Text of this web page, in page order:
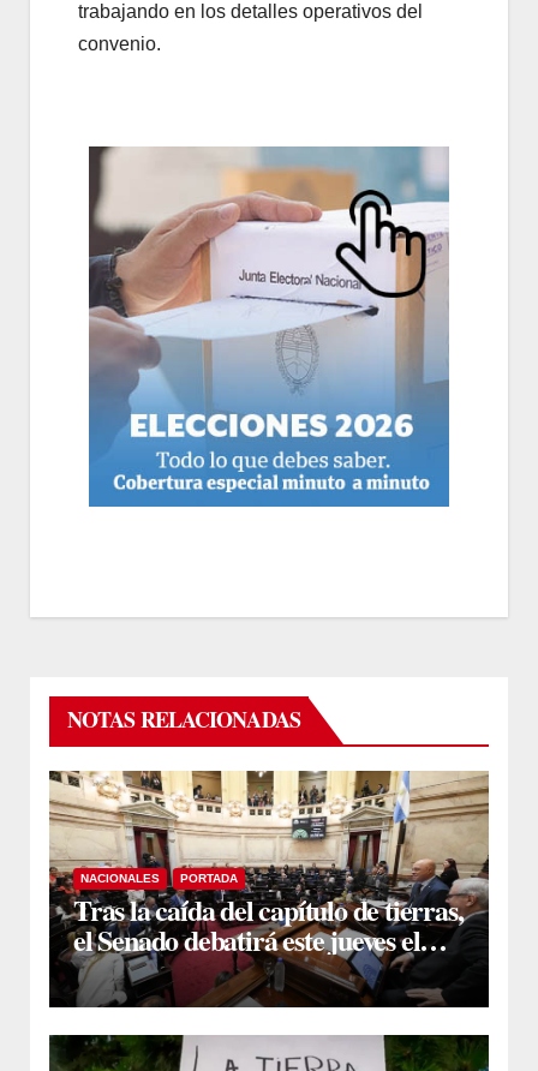
trabajando en los detalles operativos del
convenio.
NOTAS RELACIONADAS
NACIONALES PORTADA
Tras la caída del capítulo de tierras,
el Senado debatirá este jueves el
proyecto sobre propiedad privada